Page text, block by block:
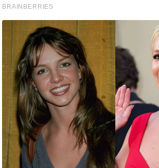
मी
क्षा
ज्यो
ति
ष
भु
हि